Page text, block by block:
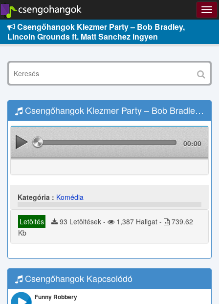
Csengőhangok Klezmer Party – Bob Bradley,
Lincoln Grounds ft. Matt Sanchez ingyen
Csengőhangok Klezmer Party – Bob Bradley, Lincoln Grounds ft. Matt Sanchez Letöltés
00:00
Kategória : Komédia
Letöltés 93 Letöltések - 1,387 Hallgat -
739.62
Kb
Csengőhangok Kapcsolódó
Funny Robbery